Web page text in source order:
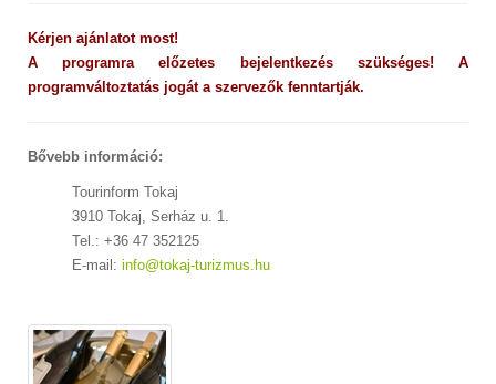
Kérjen ajánlatot most!
A programra előzetes bejelentkezés szükséges! A
programváltoztatás jogát a szervezők fenntartják.
Bővebb információ:
Tourinform Tokaj
3910 Tokaj, Serház u. 1.
Tel.: +36 47 352125
E-mail: info@tokaj-turizmus.hu